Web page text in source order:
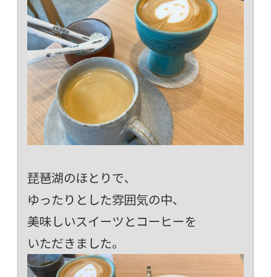
琵琶湖のほとりで、
ゆったりとした雰囲気の中、
美味しいスイーツとコーヒーを
いただきました。